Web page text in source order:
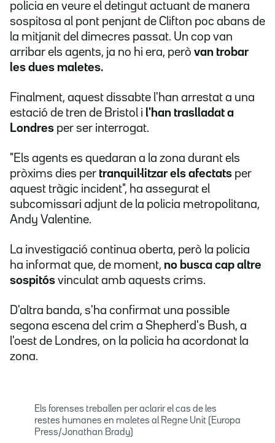
policia en veure el detingut actuant de manera
sospitosa al pont penjant de Clifton poc abans de
la mitjanit del dimecres passat. Un cop van
arribar els agents, ja no hi era, però van trobar
les dues maletes.
Finalment, aquest dissabte l'han arrestat a una
estació de tren de Bristol i l'han traslladat a
Londres per ser interrogat.
"Els agents es quedaran a la zona durant els
pròxims dies per tranquil·litzar els afectats per
aquest tràgic incident", ha assegurat el
subcomissari adjunt de la policia metropolitana,
Andy Valentine.
La investigació continua oberta, però la policia
ha informat que, de moment, no busca cap altre
sospitós vinculat amb aquests crims.
D'altra banda, s'ha confirmat una possible
segona escena del crim a Shepherd's Bush, a
l'oest de Londres, on la policia ha acordonat la
zona.
Els forenses treballen per aclarir el cas de les
restes humanes en maletes al Regne Unit (Europa
Press/Jonathan Brady)